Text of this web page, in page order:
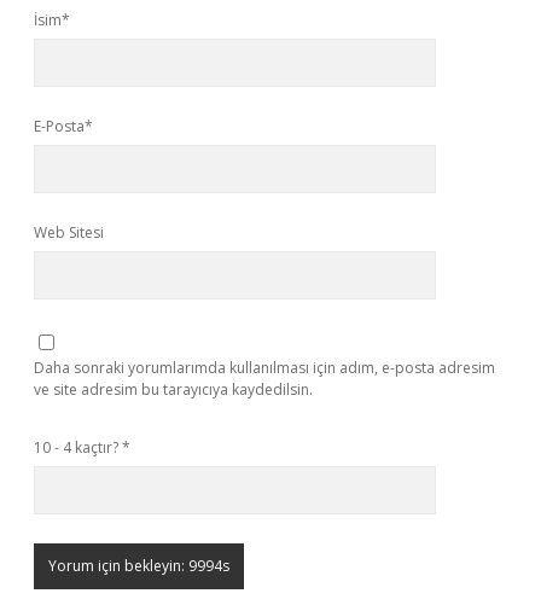
İsim*
E-Posta*
Web Sitesi
Daha sonraki yorumlarımda kullanılması için adım, e-posta adresim
ve site adresim bu tarayıcıya kaydedilsin.
10 - 4 kaçtır?*